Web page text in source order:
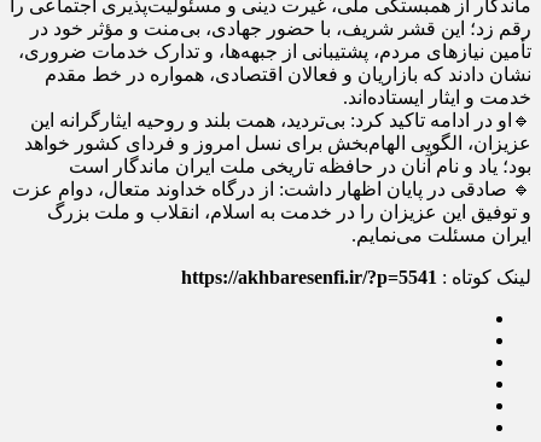
ماندگار از همبستگی ملی، غیرت دینی و مسئولیت‌پذیری اجتماعی را
رقم زد؛ این قشر شریف، با حضور جهادی، بی‌منت و مؤثر خود در
تأمین نیازهای مردم، پشتیبانی از جبهه‌ها، و تدارک خدمات ضروری،
نشان دادند که بازاریان و فعالان اقتصادی، همواره در خط مقدم
خدمت و ایثار ایستاده‌اند.
🔹او در ادامه تاکید کرد: بی‌تردید، همت بلند و روحیه ایثارگرانه این
عزیزان، الگویی الهام‌بخش برای نسل امروز و فردای کشور خواهد
بود؛ یاد و نام آنان در حافظه تاریخی ملت ایران ماندگار است
🔹 صادقی در پایان اظهار داشت: از درگاه خداوند متعال، دوام عزت
و توفیق این عزیزان را در خدمت به اسلام، انقلاب و ملت بزرگ
ایران مسئلت می‌نمایم.
لینک کوتاه : https://akhbaresenfi.ir/?p=5541